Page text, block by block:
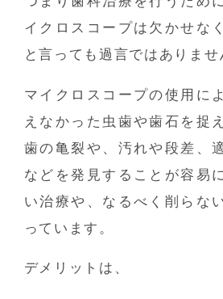
イクロスコープは欠かせな
と言っても過言ではありませ
マイクロスコープの使用に
えなかった虫歯や歯石を捉
歯の亀裂や、汚れや段差、
などを発見することが容易
い治療や、なるべく削らな
っています。
デメリットは、